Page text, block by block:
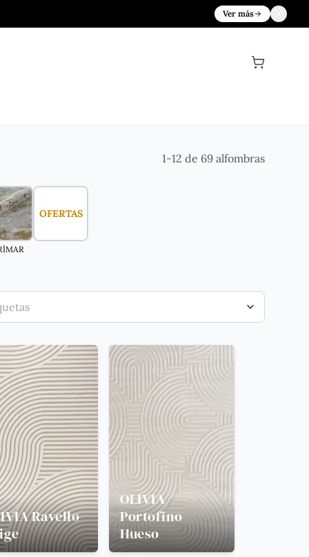
Ver más
1-12 de 69 alfombras
OFERTAS
Ravello
OLIVIA
Portofino
Hueso